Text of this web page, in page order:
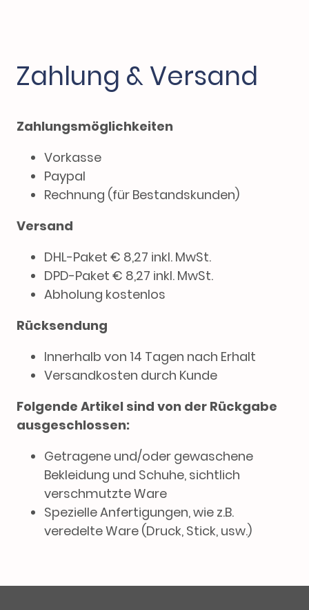
Zahlung & Versand
Zahlungsmöglichkeiten
Vorkasse
Paypal
Rechnung (für Bestandskunden)
Versand
DHL-Paket € 8,27 inkl. MwSt.
DPD-Paket € 8,27 inkl. MwSt.
Abholung kostenlos
Rücksendung
Innerhalb von 14 Tagen nach Erhalt
Versandkosten durch Kunde
Folgende Artikel sind von der Rückgabe
ausgeschlossen:
Getragene und/oder gewaschene
Bekleidung und Schuhe, sichtlich
verschmutzte Ware
Spezielle Anfertigungen, wie z.B.
veredelte Ware (Druck, Stick, usw.)